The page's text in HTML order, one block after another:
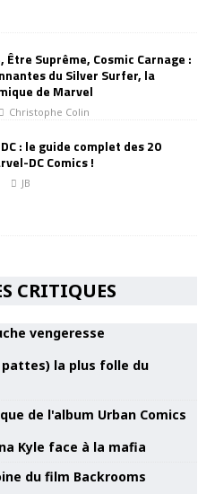
Être Suprême, Cosmic Carnage :
du Silver Surfer, la
de Marvel
Christophe Colin
: le guide complet des 20
DC Comics !
JB
CRITIQUES
pattes) la plus folle du
Kyle face à la mafia